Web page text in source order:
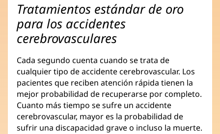
Tratamientos estándar de oro
para los accidentes
cerebrovasculares
Cada segundo cuenta cuando se trata de
cualquier tipo de accidente cerebrovascular. Los
pacientes que reciben atención rápida tienen la
mejor probabilidad de recuperarse por completo.
Cuanto más tiempo se sufre un accidente
cerebrovascular, mayor es la probabilidad de
sufrir una discapacidad grave o incluso la muerte.